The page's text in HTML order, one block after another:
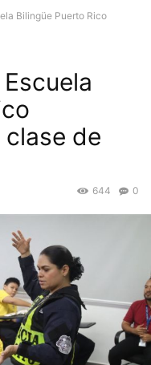
Bilingüe Puerto Rico
de
0
644